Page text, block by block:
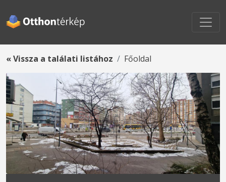
« Vissza a találati listához Főoldal